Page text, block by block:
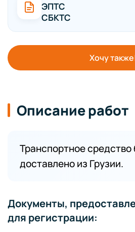
ЭПТС
СБКТС
Хочу
Описание работ
Транспортное средство
доставлено из Грузии.
Документы,
для регистрации: